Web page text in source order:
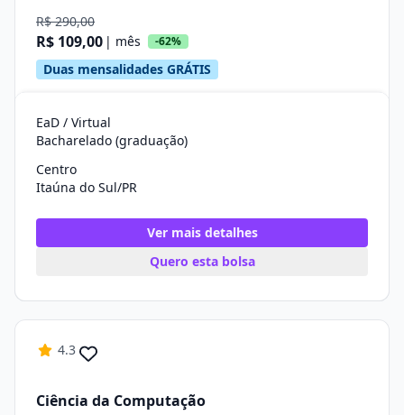
R$ 290,00
R$ 109,00 | mês -62%
Duas mensalidades GRÁTIS
EaD / Virtual
Bacharelado (graduação)
Centro
Itaúna do Sul/PR
Ver mais detalhes
Quero esta bolsa
4.3
Ciência da Computação